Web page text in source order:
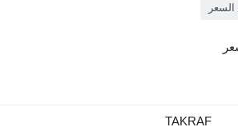
TAKRAF